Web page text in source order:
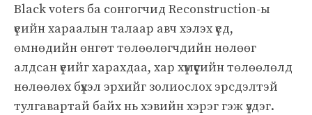
Black voters ба сонгогчид Reconstruction-ы
үеийн хараалын талаар авч хэлэх үед,
өмнөдийн өнгөт төлөөлөгчдийн нөлөөг
алдсан үеийг харахдаа, хар хүмүүсийн төлөөлөлд
нөлөөлөх бүхэл эрхийг золиослох эрсдэлтэй
тулгавартай байх нь хэвийн хэрэг гэж үздэг.